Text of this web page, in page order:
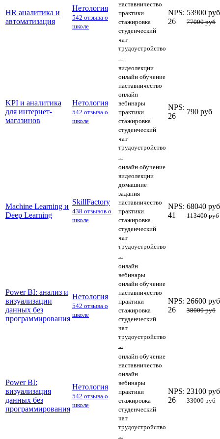
HR аналитика и
автоматизация
Нетология
542 отзыва о
школе
наставничество
практики
стажировка
студенческий
чат
трудоустройство
...
NPS:
26
53900 руб
77000 руб
KPI и аналитика
для интернет-
магазинов
Нетология
542 отзыва о
школе
видеолекции
онлайн обучение
наставничество
онлайн
вебинары
практики
стажировка
студенческий
чат
трудоустройство
...
NPS:
26
790 руб
Machine Learning и
Deep Learning
SkillFactory
438 отзывов о
школе
онлайн обучение
видеолекции
домашние
задания
наставничество
практики
стажировка
студенческий
чат
трудоустройство
...
NPS:
41
68040 руб
113400 руб
Power BI: анализ и
визуализации
данных без
программирования
Нетология
542 отзыва о
школе
онлайн
вебинары
онлайн обучение
наставничество
практики
стажировка
студенческий
чат
трудоустройство
...
NPS:
26
26600 руб
38000 руб
Power BI:
визуализация
данных без
программирования
Нетология
542 отзыва о
школе
онлайн обучение
наставничество
онлайн
вебинары
практики
стажировка
студенческий
чат
трудоустройство
...
NPS:
26
23100 руб
33000 руб